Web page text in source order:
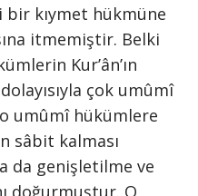
bir kıymet hükmüne
itmemiştir. Belki
Kur’ân’ın
çok umûmî
umûmî hükümlere
sâbit kalması
da genişletilme ve
doğurmuştur. O